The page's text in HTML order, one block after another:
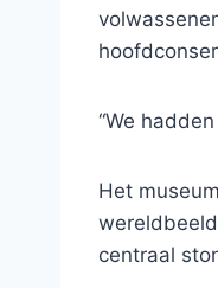
“We
Het
centraal